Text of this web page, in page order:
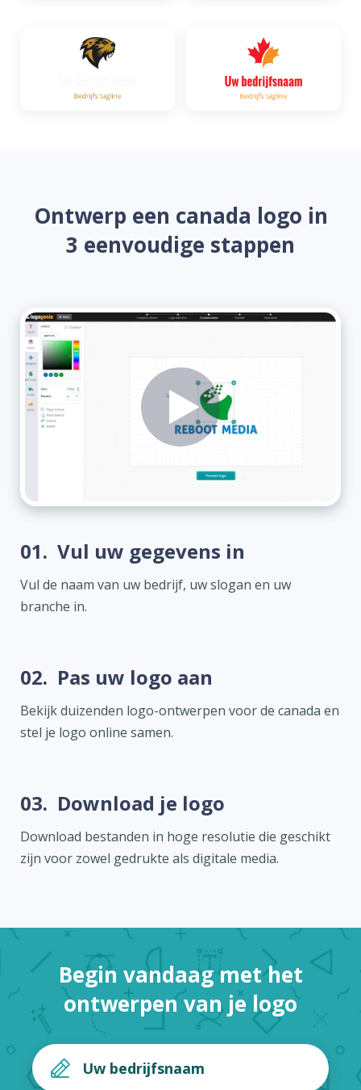
Ontwerp een canada logo in
3 eenvoudige stappen
01. Vul uw gegevens in
Vul de naam van uw bedrijf, uw slogan en uw
branche in.
02. Pas uw logo aan
Bekijk duizenden logo-ontwerpen voor de canada en
stel je logo online samen.
03. Download je logo
Download bestanden in hoge resolutie die geschikt
zijn voor zowel gedrukte als digitale media.
Begin vandaag met het
ontwerpen van je logo